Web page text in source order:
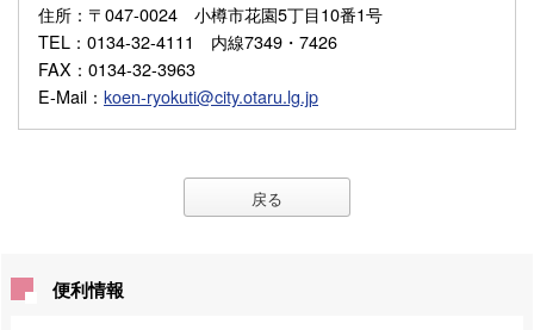
住所 ：〒047-0024 小樽市花園5丁目10番1号
TEL ：0134-32-4111 内線7349・7426
FAX ：0134-32-3963
E-Mail ： koen-ryokuti@city.otaru.lg.jp
戻る
便利情報